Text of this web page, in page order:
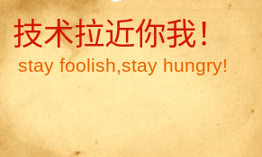
技术拉近你我！
stay foolish,stay hungry!